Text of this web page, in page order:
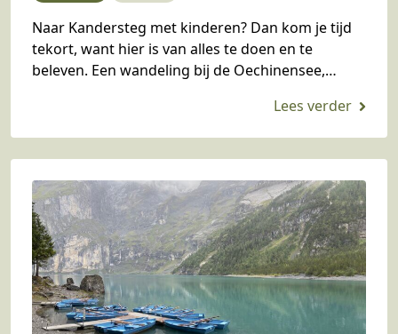
Naar Kandersteg met kinderen? Dan kom je tijd
tekort, want hier is van alles te doen en te
beleven. Een wandeling bij de Oechinensee,